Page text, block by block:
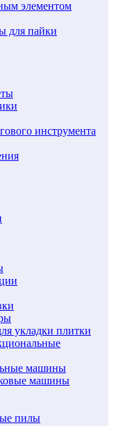
элементом
для пайки
инструмента
укладки плитки
машины
машины
пилы